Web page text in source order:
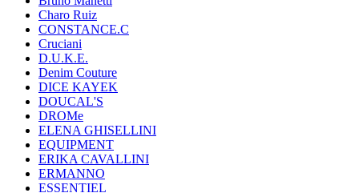
Charo Ruiz
CONSTANCE.C
Cruciani
D.U.K.E.
Denim Couture
DICE KAYEK
DOUCAL'S
DROMe
ELENA GHISELLINI
EQUIPMENT
ERIKA CAVALLINI
ERMANNO
ESSENTIEL